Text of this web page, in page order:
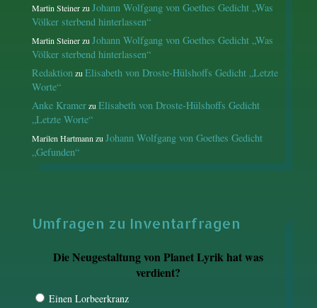
Martin SteinerzuJohann Wolfgang von Goethes Gedicht „Was
Völker sterbend hinterlassen“
Martin SteinerzuJohann Wolfgang von Goethes Gedicht „Was
Völker sterbend hinterlassen“
RedaktionzuElisabeth von Droste-Hülshoffs Gedicht „Letzte
Worte“
Anke KramerzuElisabeth von Droste-Hülshoffs Gedicht
„Letzte Worte“
Marilen HartmannzuJohann Wolfgang von Goethes Gedicht
„Gefunden“
Umfragen zu Inventarfragen
Die Neugestaltung von Planet Lyrik hat was
verdient?
Einen Lorbeerkranz